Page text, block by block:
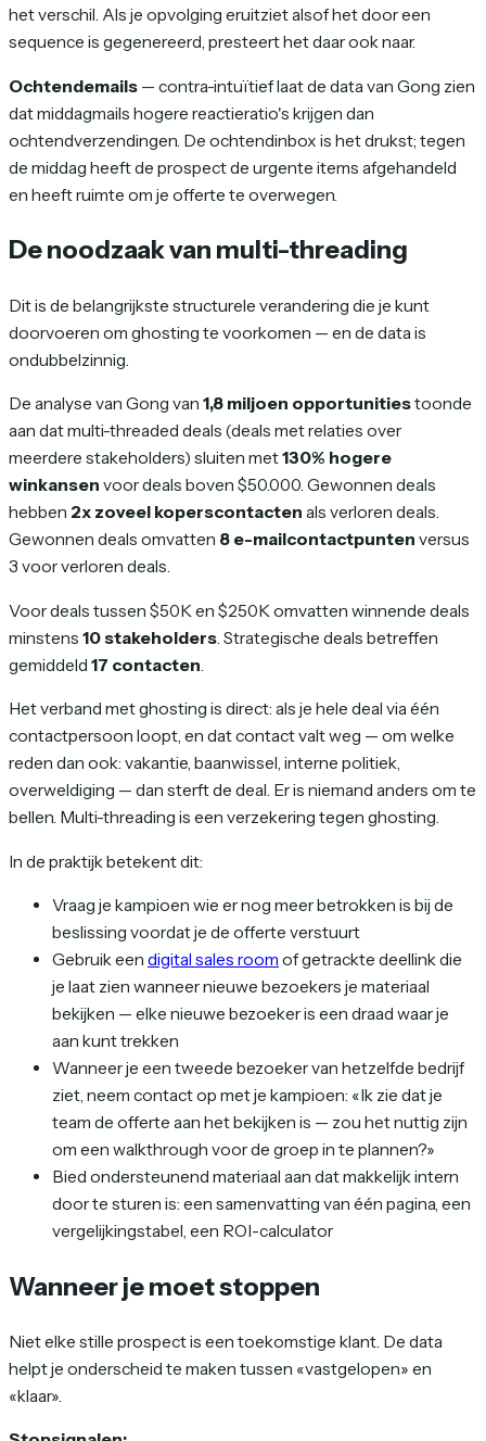
het verschil. Als je opvolging eruitziet alsof het door een
sequence is gegenereerd, presteert het daar ook naar.
Ochtendemails — contra-intuïtief laat de data van Gong zien
dat middagmails hogere reactieratio's krijgen dan
ochtendverzendingen. De ochtendinbox is het drukst; tegen
de middag heeft de prospect de urgente items afgehandeld
en heeft ruimte om je offerte te overwegen.
De noodzaak van multi-threading
Dit is de belangrijkste structurele verandering die je kunt
doorvoeren om ghosting te voorkomen — en de data is
ondubbelzinnig.
De analyse van Gong van 1,8 miljoen opportunitiestoonde
aan dat multi-threaded deals (deals met relaties over
meerdere stakeholders) sluiten met130% hogere
winkansen voor deals boven $50.000. Gewonnen deals
hebben 2x zoveel koperscontacten als verloren deals.
Gewonnen deals omvatten 8 e-mailcontactpunten versus
3 voor verloren deals.
Voor deals tussen $50K en $250K omvatten winnende deals
minstens 10 stakeholders . Strategische deals betreffen
gemiddeld 17 contacten
Het verband met ghosting is direct: als je hele deal via één
contactpersoon loopt, en dat contact valt weg — om welke
reden dan ook: vakantie, baanwissel, interne politiek,
overweldiging — dan sterft de deal. Er is niemand anders om te
bellen. Multi-threading is een verzekering tegen ghosting.
In de praktijk betekent dit:
Vraag je kampioen wie er nog meer betrokken is bij de
beslissing voordatje de offerte verstuurt
Gebruik een digital sales room of getrackte deellink die
je laat zien wanneer nieuwe bezoekers je materiaal
bekijken — elke nieuwe bezoeker is een draad waar je
aan kunt trekken
Wanneer je een tweede bezoeker van hetzelfde bedrijf
ziet, neem contact op met je kampioen: «Ik zie dat je
team de offerte aan het bekijken is — zou het nuttig zijn
om een walkthrough voor de groep in te plannen?»
Bied ondersteunend materiaal aan dat makkelijk intern
door te sturen is: een samenvatting van één pagina, een
vergelijkingstabel, een ROI-calculator
Wanneer je moet stoppen
Niet elke stille prospect is een toekomstige klant. De data
helpt je onderscheid te maken tussen «vastgelopen» en
«klaar».